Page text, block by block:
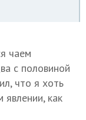
чаем
с половиной
что я хоть
как